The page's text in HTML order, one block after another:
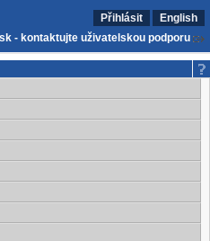
Přihlásit
English
- kontaktujte uživatelskou podporu